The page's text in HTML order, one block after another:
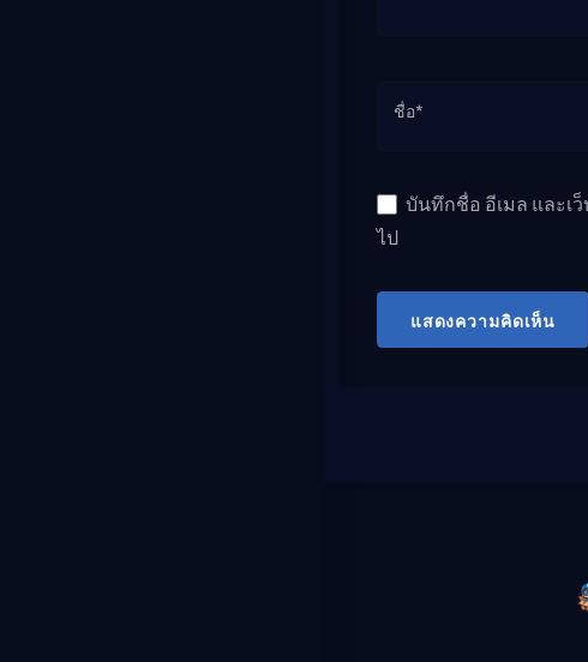
ชื่อ*
บันทึกชื่อ อีเมล และเ
ไป
แสดงความคิดเห็น